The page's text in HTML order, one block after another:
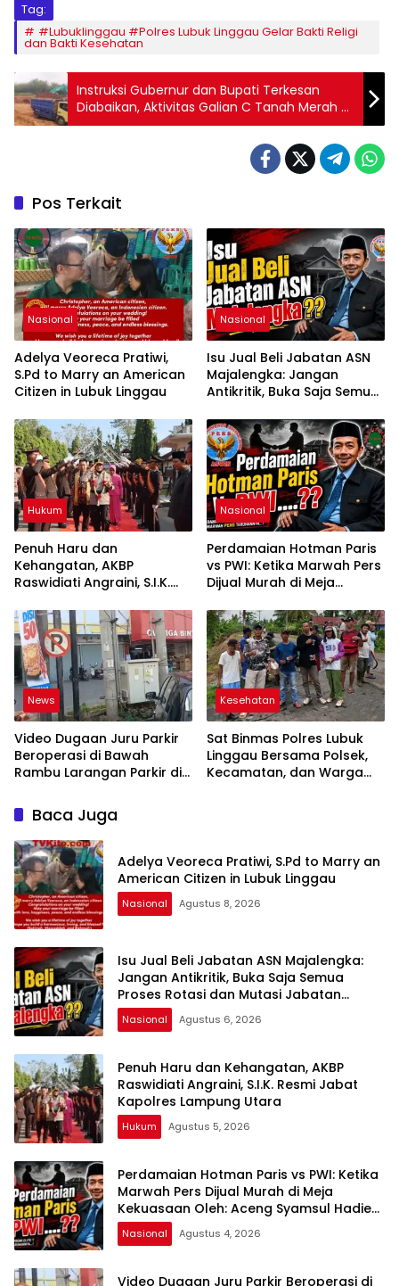
Tag:
#Lubuklinggau #Polres Lubuk Linggau Gelar Bakti Religi
dan Bakti Kesehatan
Instruksi Gubernur dan Bupati Terkesan
Diabaikan, Aktivitas Galian C Tanah Merah di
Wilayah Kecamatan Cigasong Kian Marak
Pos Terkait
Nasional
Adelya Veoreca Pratiwi,
S.Pd to Marry an American
Citizen in Lubuk Linggau
Nasional
Isu Jual Beli Jabatan ASN
Majalengka: Jangan
Antikritik, Buka Saja Semua
Jabatan kepada Publik
Oleh: Aceng Syamsul
Hadie, S.Sos., MM. Ketua
Dewan Pembina Pusat
ASWIN
Hukum
Penuh Haru dan
Kehangatan, AKBP
Raswidiati Angraini, S.I.K.
Lampung Utara
Nasional
Perdamaian Hotman Paris
vs PWI: Ketika Marwah Pers
Dijual Murah di Meja
Syamsul Hadie (ASH)”
News
Video Dugaan Juru Parkir
Beroperasi di Bawah
Rambu Larangan Parkir di
Warganet Soroti Dugaan
Pelanggaran
Kesehatan
Sat Binmas Polres Lubuk
Linggau Bersama Polsek,
Kecamatan, dan Warga
Baca Juga
Adelya Veoreca Pratiwi, S.Pd to Marry an
American Citizen in Lubuk Linggau
Nasional Agustus 8, 2026
Isu Jual Beli Jabatan ASN Majalengka:
Jangan Antikritik, Buka Saja Semua
Proses Rotasi dan Mutasi Jabatan
kepada Publik Oleh: Aceng Syamsul
Hadie, S.Sos., MM. Ketua Dewan Pembina
Nasional Agustus 6, 2026
Penuh Haru dan Kehangatan, AKBP
Raswidiati Angraini, S.I.K. Resmi Jabat
Kapolres Lampung Utara
Hukum Agustus 5, 2026
Perdamaian Hotman Paris vs PWI: Ketika
Marwah Pers Dijual Murah di Meja
Kekuasaan Oleh: Aceng Syamsul Hadie
(ASH)”
Nasional Agustus 4, 2026
Video Dugaan Juru Parkir Beroperasi di